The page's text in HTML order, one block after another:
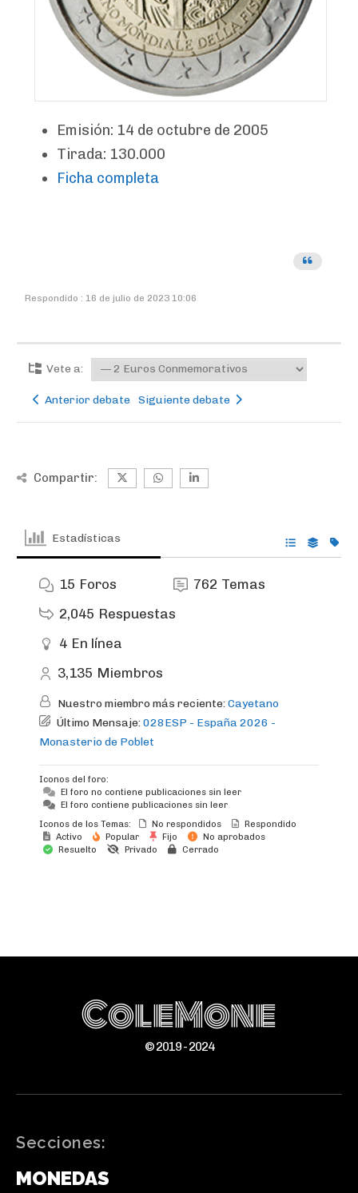
Emisión: 14 de octubre de 2005
Tirada: 130.000
Ficha completa
Respondido : 16 de julio de 2023 10:06
Vete a:
Anterior debate Siguiente debate
Compartir:
Estadísticas
15 Foros 762 Temas
2,045 Respuestas
4 En línea
3,135 Miembros
Nuestro miembro más reciente:Cayetano
Último Mensaje:028ESP - España 2026 -
Monasterio de Poblet
Iconos del foro:
El foro no contiene publicaciones sin leer
El foro contiene publicaciones sin leer
Iconos de los Temas:
No respondidos
Respondido
Activo
Popular Fijo
No aprobados
Resuelto
Privado Cerrado
ColeMone
© 2019 - 2024
Secciones:
MONEDAS